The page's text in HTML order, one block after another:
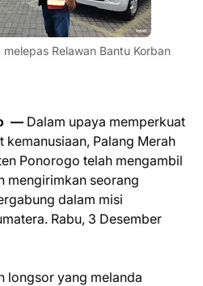
Relawan Bantu Korban
— Dalam upaya memperkuat
Palang Merah
Ponorogo telah mengambil
mengirimkan seorang
dalam misi
Rabu, 3 Desember
longsor yang melanda